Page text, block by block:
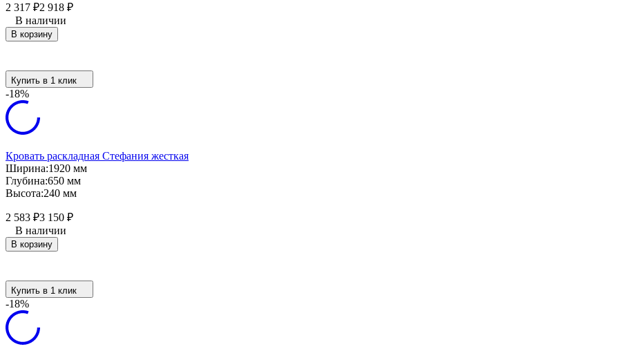
2 317 ₽2 918 ₽
В наличии
В корзину
Купить в 1 клик
-18%
Кровать раскладная Стефания жесткая
Ширина:1920 мм
Глубина:650 мм
Высота:240 мм
2 583 ₽3 150 ₽
В наличии
В корзину
Купить в 1 клик
-18%